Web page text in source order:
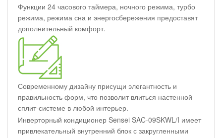
Функции 24 часового таймера, ночного режима, турбо
режима, режима сна и энергосбережения предоставят
дополнительный комфорт.
Современному дизайну присущи элегантность и
правильность форм, что позволит влиться настенной
сплит-системе в любой интерьер.
Инверторный кондиционер Sensei SAC-09SKWL/I имеет
привлекательный внутренний блок с закругленными